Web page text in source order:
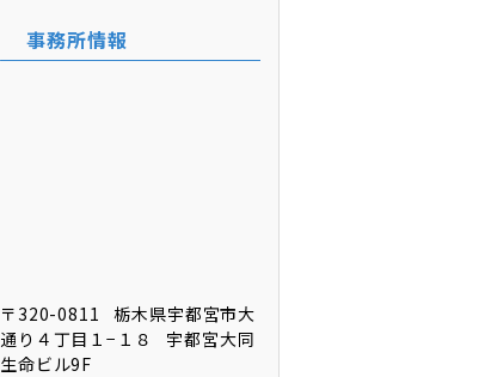
事務所情報
〒320-0811
栃木県宇都宮市大
通り４丁目１−１８
宇都宮大同
生命ビル9F